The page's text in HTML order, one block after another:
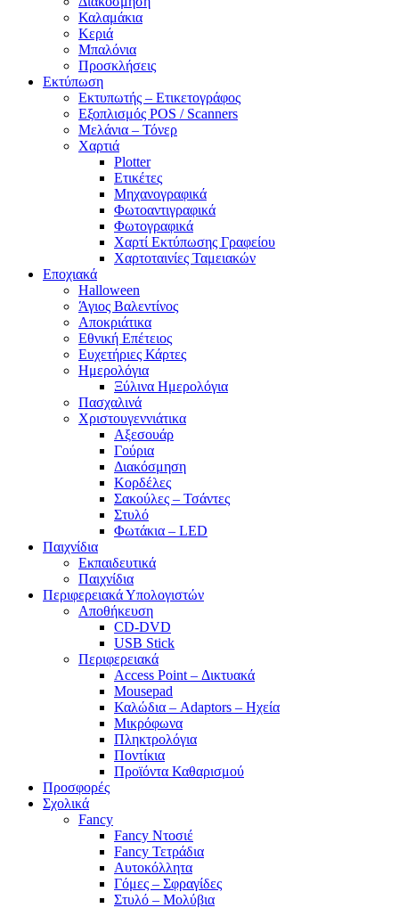
Καλαμάκια
Κεριά
Μπαλόνια
Προσκλήσεις
Εκτύπωση
Εκτυπωτής – Ετικετογράφος
Εξοπλισμός POS / Scanners
Μελάνια – Τόνερ
Χαρτιά
Plotter
Ετικέτες
Μηχανογραφικά
Φωτοαντιγραφικά
Φωτογραφικά
Χαρτί Εκτύπωσης Γραφείου
Χαρτοταινίες Ταμειακών
Εποχιακά
Halloween
Άγιος Βαλεντίνος
Αποκριάτικα
Εθνική Επέτειος
Ευχετήριες Κάρτες
Ημερολόγια
Ξύλινα Ημερολόγια
Πασχαλινά
Χριστουγεννιάτικα
Αξεσουάρ
Γούρια
Διακόσμηση
Κορδέλες
Σακούλες – Τσάντες
Στυλό
Φωτάκια – LED
Παιχνίδια
Εκπαιδευτικά
Παιχνίδια
Περιφερειακά Υπολογιστών
Αποθήκευση
CD-DVD
USB Stick
Περιφερειακά
Access Point – Δικτυακά
Mousepad
Καλώδια – Adaptors – Ηχεία
Μικρόφωνα
Πληκτρολόγια
Ποντίκια
Προϊόντα Καθαρισμού
Προσφορές
Σχολικά
Fancy
Fancy Ντοσιέ
Fancy Τετράδια
Αυτοκόλλητα
Γόμες – Σφραγίδες
Στυλό – Μολύβια